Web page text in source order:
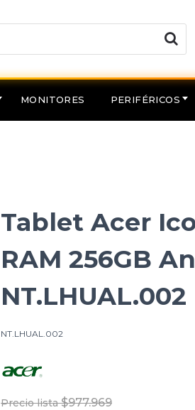
MONITORES PERIFÉRICOS
Tablet Acer
RAM 256GB
NT.LHUAL.002
NT.LHUAL.002
Precio lista $977.969